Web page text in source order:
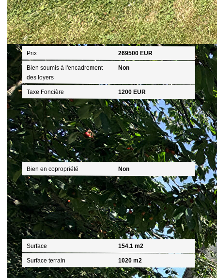
Aspects financiers
Prix 269500 EUR
Bien soumis à l'encadrement
des loyers
Non
Taxe Foncière 1200 EUR
Copropriété
Bien en copropriété Non
Surfaces
Surface 154.1 m2
Surface terrain 1020 m2